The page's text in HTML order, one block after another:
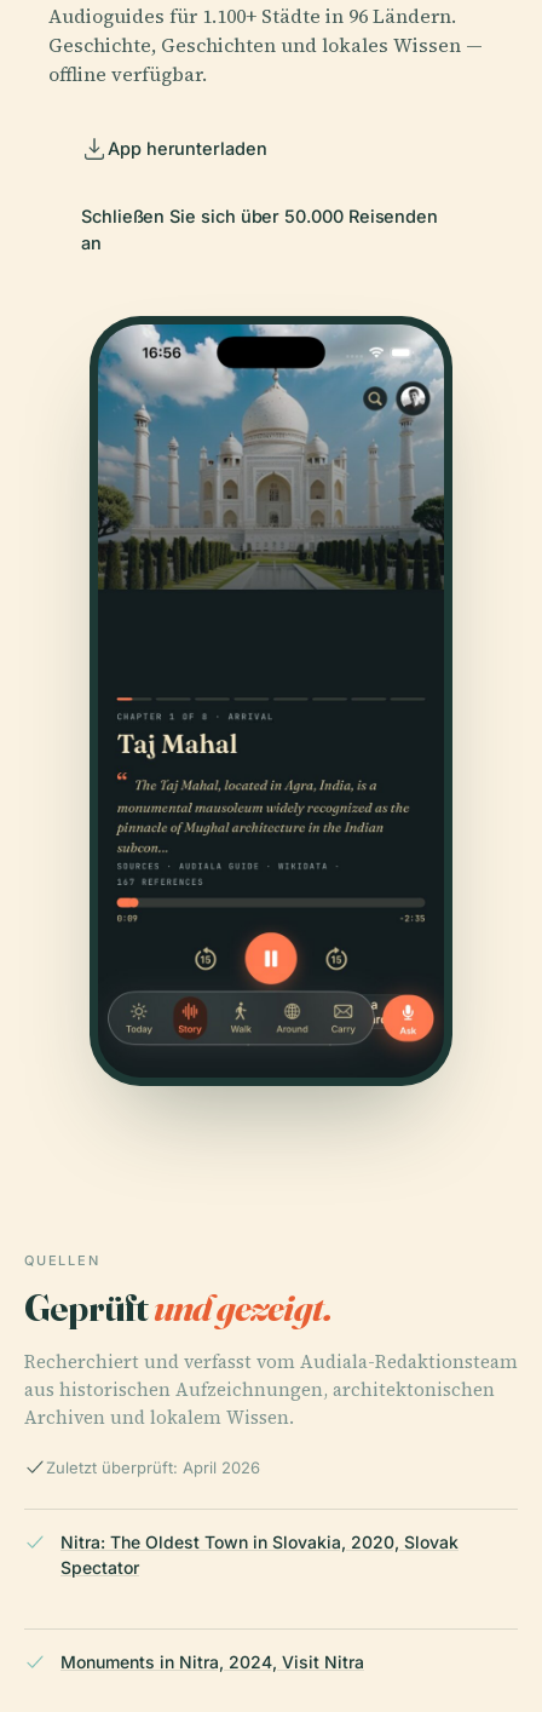
Audioguides für 1.100+ Städte in 96 Ländern.
Geschichte, Geschichten und lokales Wissen —
offline verfügbar.
App herunterladen
Schließen Sie sich über 50.000 Reisenden
an
QUELLEN
Geprüftund gezeigt.
Recherchiert und verfasst vom Audiala-Redaktionsteam
aus historischen Aufzeichnungen, architektonischen
Archiven und lokalem Wissen.
Zuletzt überprüft: April 2026
Nitra: The Oldest Town in Slovakia, 2020, Slovak
Spectator
Monuments in Nitra, 2024, Visit Nitra